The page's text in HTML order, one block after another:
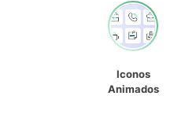
Iconos
Animados